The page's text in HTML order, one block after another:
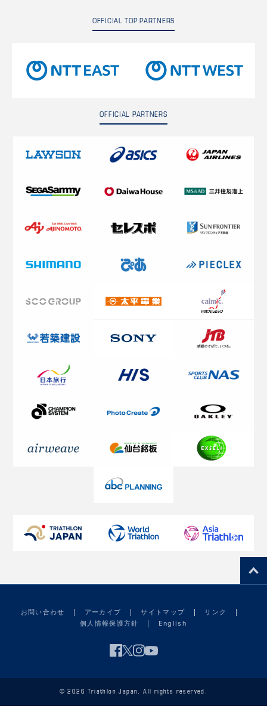
OFFICIAL TOP PARTNERS
OFFICIAL PARTNERS
お問い合わせ アーカイブ サイトマップ
リンク
個人情報保護方針
English
© 2026 Triathlon Japan. All rights reserved.